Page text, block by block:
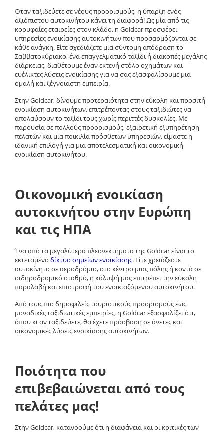
Όταν ταξιδεύετε σε νέους προορισμούς, η ύπαρξη ενός
αξιόπιστου αυτοκινήτου κάνει τη διαφορά! Ως μία από τις
κορυφαίες εταιρείες στον κλάδο, η Goldcarπροσφέρει
υπηρεσίες ενοικίασης αυτοκινήτωνπου προσαρμόζονται σε
κάθε ανάγκη. Είτε σχεδιάζετε μια σύντομη απόδραση το
Σαββατοκύριακο, ένα επαγγελματικό ταξίδι ή διακοπές μεγάλης
διάρκειας, διαθέτουμε έναν εκτενή στόλο οχημάτων και
ευέλικτες λύσεις ενοικίασης για να σας εξασφαλίσουμε μια
ομαλή και ξέγνοιαστη εμπειρία.
ΣτηνGoldcar, δίνουμε προτεραιότητα στηνεύκολη και προσιτή
ενοικίαση αυτοκινήτων, επιτρέποντας στους ταξιδιώτες να
απολαύσουν το ταξίδι τους χωρίς περιττές δυσκολίες. Με
παρουσία σε πολλούς προορισμούς, εξαιρετική εξυπηρέτηση
πελατών και μια ποικιλία πρόσθετων υπηρεσιών, είμαστε η
ιδανική επιλογή για μιααποτελεσματική και οικονομική
ενοικίαση αυτοκινήτου.
Οικονομική ενοικίαση
αυτοκινήτου στην Ευρώπη
και τις ΗΠΑ
Ένα από τα μεγαλύτερα πλεονεκτήματα τηςGoldcarείναι το
εκτεταμένο δίκτυο σημείων ενοικίασης. Είτε χρειάζεστε
αυτοκίνητο σε αεροδρόμιο, στο κέντρο μιας πόλης ή κοντά σε
σιδηροδρομικό σταθμό, η κάλυψή μας επιτρέπει την εύκολη
παραλαβή και επιστροφή του ενοικιαζόμενου αυτοκινήτου.
Από τους πιο δημοφιλείς τουριστικούς προορισμούς έως
μοναδικές ταξιδιωτικές εμπειρίες, η Goldcarεξασφαλίζει ότι,
όπου κι αν ταξιδεύετε, θα έχετε πρόσβαση σεάνετες και
οικονομικές λύσεις ενοικίασης αυτοκινήτων.
Ποιότητα που
επιβεβαιώνεται από τους
πελάτες μας!
ΣτηνGoldcar, κατανοούμε ότι η διαφάνεια και οι κριτικές των